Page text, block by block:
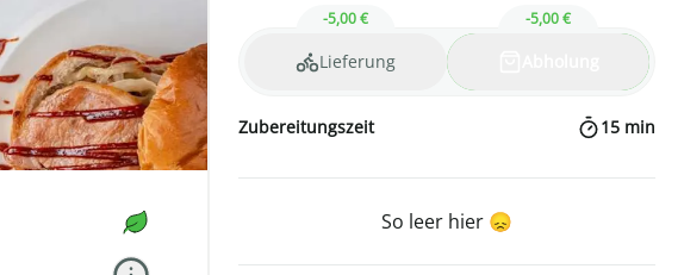
Lieferung
-5,00 € -5,00 €
Zubereitungszeit 15 min
So leer hier 😞